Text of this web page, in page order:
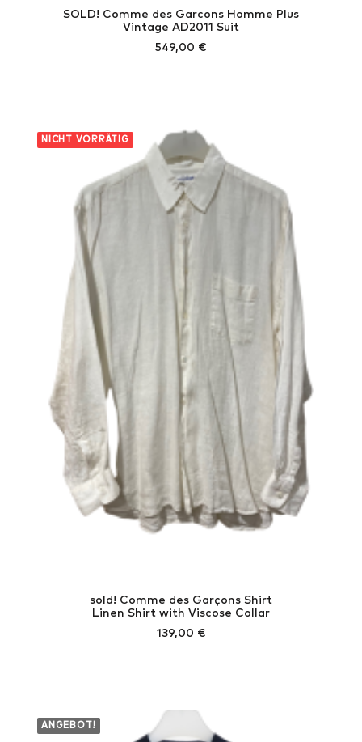
SOLD! Comme des Garcons Homme Plus
Vintage AD2011 Suit
549,00 €
NICHT VORRÄTIG
sold! Comme des Garçons Shirt
Linen Shirt with Viscose Collar
139,00 €
ANGEBOT!